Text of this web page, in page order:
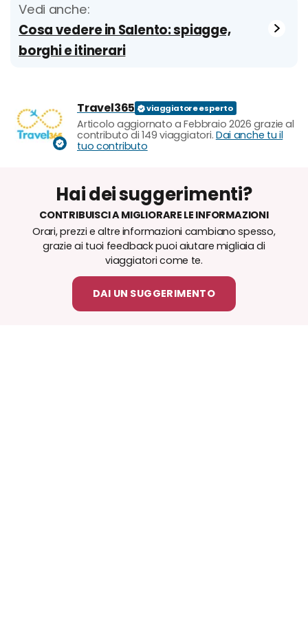
Vedi anche:
Cosa vedere in Salento: spiagge,
borghi e itinerari
Travel365
Articolo aggiornato a Febbraio 2026 grazie al
contributo di 149 viaggiatori. Dai anche tu il
tuo contributo
Hai dei suggerimenti?
CONTRIBUISCI A MIGLIORARE LE INFORMAZIONI
Orari, prezzi e altre informazioni cambiano spesso,
grazie ai tuoi feedback puoi aiutare migliaia di
viaggiatori come te.
DAI UN SUGGERIMENTO